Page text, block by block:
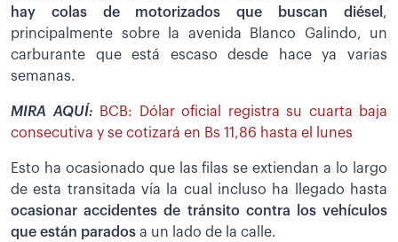
hay colas de motorizados que buscan diésel ,
principalmente sobre la avenida Blanco Galindo, un
carburante que está escaso desde hace ya varias
semanas.
MIRA AQUÍ:
BCB: Dólar oficial registra su cuarta baja
consecutiva y se cotizará en Bs 11,86 hasta el lunes
Esto ha ocasionado que las filas se extiendan a lo largo
de esta transitada vía la cual incluso ha llegado hasta
ocasionar accidentes de tránsito contra los vehículos
que están parados a un lado de la calle.